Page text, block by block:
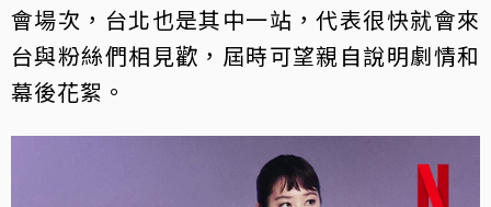
會場次，台北也是其中一站，代表很快就會來
台與粉絲們相見歡，屆時可望親自說明劇情和
幕後花絮。